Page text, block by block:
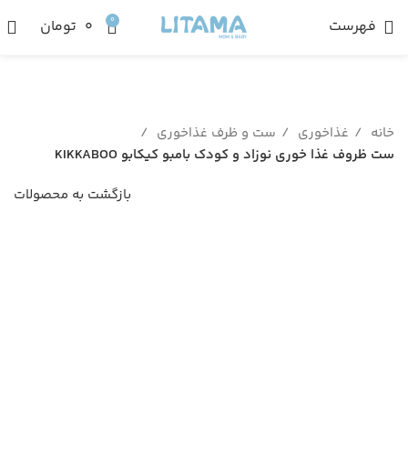
فهرست 0 ۰ تومان
خانه غذاخوری
ست و ظرف غذاخوری
ست ظروف غذا خوری نوزاد و کودک بامبو کیکابو KIKKABOO
بازگشت به محصولات